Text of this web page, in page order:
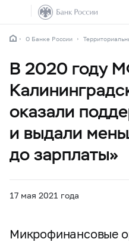
О Банке России
В 2020 году
оказали
и выдали
до зарплаты»
17 мая 2021 года
Микрофинансовые